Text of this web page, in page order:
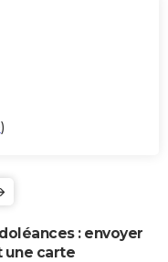
)
: envoyer
une carte